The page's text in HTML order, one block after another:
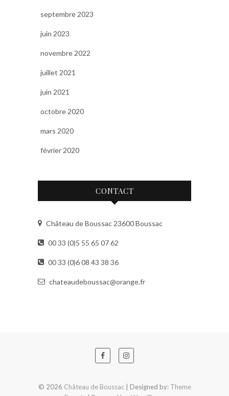
septembre 2023
juin 2023
novembre 2022
juillet 2021
juin 2021
octobre 2020
mars 2020
février 2020
CONTACT
Château de Boussac 23600 Boussac
00 33 (0)5 55 65 07 62
00 33 (0)6 08 43 38 36
chateaudeboussac@orange.fr
© 2026 Château de Boussac| Designed by: Theme